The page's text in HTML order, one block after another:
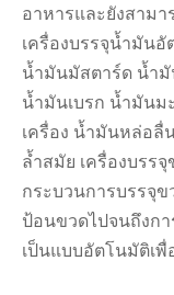
อาหารและยังสามา
เครื่องบรรจุน้ำมัน
น้ำมันมัสตาร์ด น้ำ
น้ำมันเบรก น้ำมัน
เครื่อง น้ำมันหล่อลื่
ล้ำสมัย เครื่องบรร
กระบวนการบรรจุ
ป้อนขวดไปจนถึงก
เป็นแบบอัตโนมัติเ